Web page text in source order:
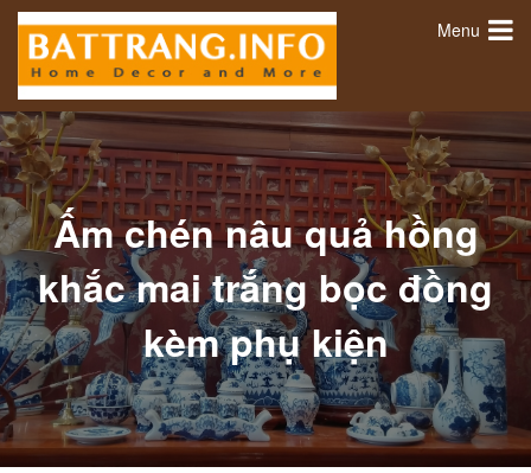
Menu
Ấm chén nâu quả hồng
khắc mai trắng bọc đồng
kèm phụ kiện